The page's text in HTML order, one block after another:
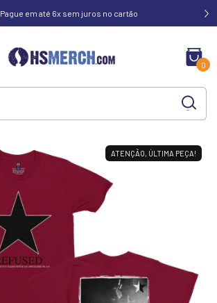
Pague em até 6x sem juros no cartão
0
ATENÇÃO, ÚLTIMA PEÇA!